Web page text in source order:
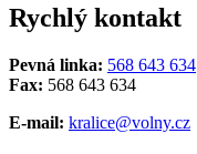
Rychlý kontakt
Pevná linka: 568 643 634
Fax: 568 643 634
E-mail: kralice@volny.cz